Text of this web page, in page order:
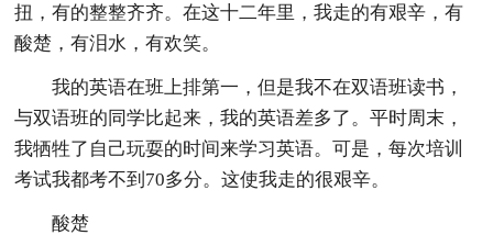
扭，有的整整齐齐。在这十二年里，我走的有艰辛，有
酸楚，有泪水，有欢笑。
我的英语在班上排第一，但是我不在双语班读书，
与双语班的同学比起来，我的英语差多了。平时周末，
我牺牲了自己玩耍的时间来学习英语。可是，每次培训
考试我都考不到70多分。这使我走的很艰辛。
酸楚